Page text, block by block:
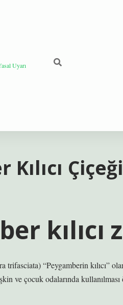
Uyarı
Kılıcı
“Peygamberin kılıcı”
ve çocuk odalarında